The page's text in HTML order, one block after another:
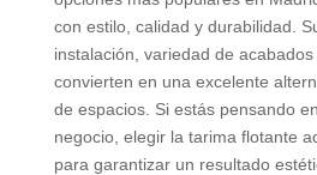
con estilo, calidad y durabilidad.
instalación, variedad de
convierten en una excelente
de espacios. Si estás pensando
negocio, elegir la tarima flotante
para garantizar un resultado